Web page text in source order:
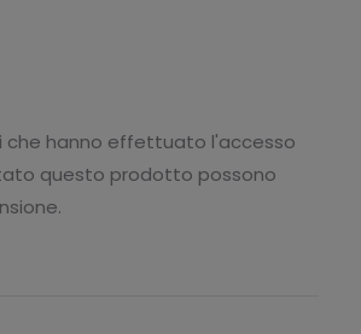
che hanno effettuato l'accesso
questo prodotto possono